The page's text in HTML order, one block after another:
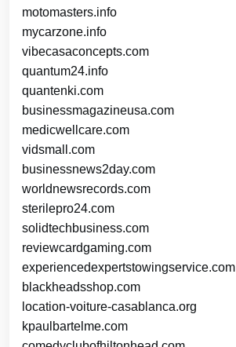
motomasters.info
mycarzone.info
vibecasaconcepts.com
quantum24.info
quantenki.com
businessmagazineusa.com
medicwellcare.com
vidsmall.com
businessnews2day.com
worldnewsrecords.com
sterilepro24.com
solidtechbusiness.com
reviewcardgaming.com
experiencedexpertstowingservice.com
blackheadsshop.com
location-voiture-casablanca.org
kpaulbartelme.com